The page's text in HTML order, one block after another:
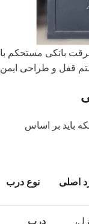
بانکی مستحکم با
قفل و طراحی ایمن
باید بر اساس
نوع درب اصلی
درب